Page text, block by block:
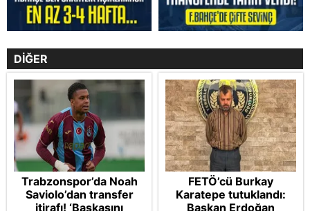
DİĞER
Trabzonspor’da Noah
Saviolo’dan transfer
itirafı! ‘Başkasını
FETÖ’cü Burkay
Karatepe tutuklandı:
Başkan Erdoğan